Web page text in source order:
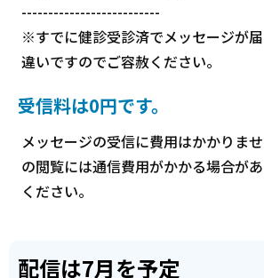
--------------------------
※すでに健診受診済でメッセージが
違いですのでご容赦ください。
受信料は0円です。
メッセージの受信に費用はかかりま
の閲覧には通信費用がかかる場合が
ください。
配信は7月を予定